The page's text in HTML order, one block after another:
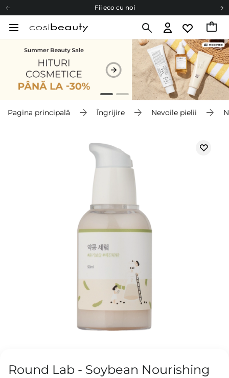
Fii eco cu noi
Pagina principală Îngrijire Nevoile pielii
Round Lab - Soybean Nourishing